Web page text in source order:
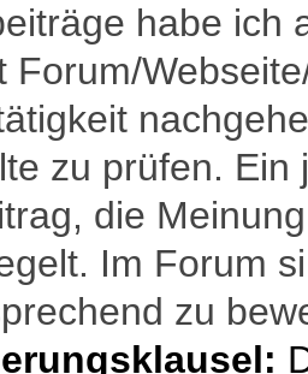
habe ich
Forum/
zu prüfen.
die
Im Forum
zu